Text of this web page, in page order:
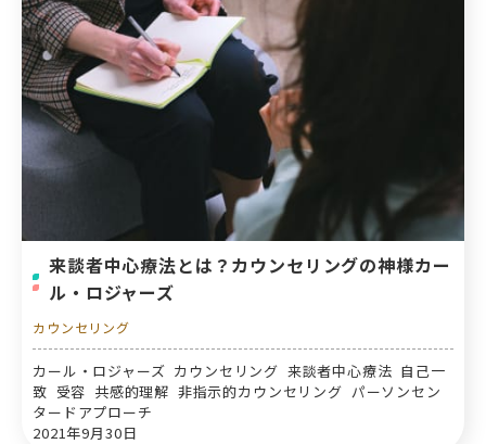
来談者中心療法とは？カウンセリングの神様カー
ル・ロジャーズ
カウンセリング
カール・ロジャーズ カウンセリング 来談者中心療法 自己一
致 受容 共感的理解 非指示的カウンセリング パーソンセン
タードアプローチ
2021年9月30日